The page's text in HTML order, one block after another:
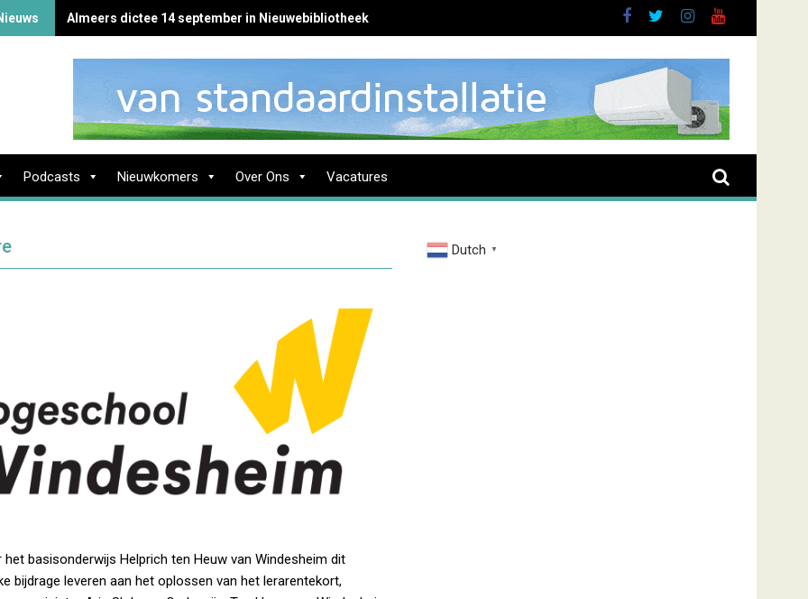
Almeers dictee 14 september in Nieuwebibliotheek
Podcasts Nieuwkomers Over Ons Vacatures
basisonderwijs Helprich ten Heuw van Windesheim dit
bijdrage leveren aan het oplossen van het lerarentekort,
Dutch ▼